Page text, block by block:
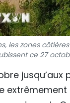
les zones
ce 27